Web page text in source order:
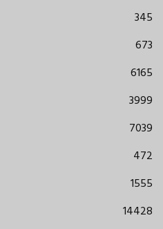
345
673
6165
3999
7039
472
1555
14428